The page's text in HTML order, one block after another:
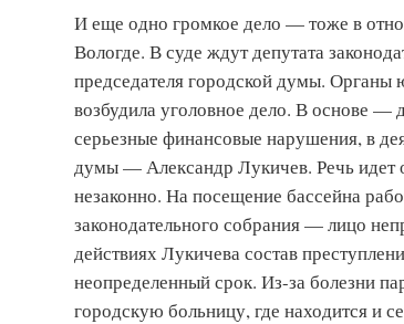
И еще одно громкое дело — тоже в
Вологде. В суде ждут депутата
председателя городской думы. Органы
возбудила уголовное дело. В основе —
серьезные финансовые нарушения, в
думы — Александр Лукичев. Речь идет
незаконно. На посещение бассейна
законодательного собрания — лицо
действиях Лукичева состав
неопределенный срок. Из-за болезни
городскую больницу, где находится и